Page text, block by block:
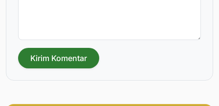
Kirim Komentar